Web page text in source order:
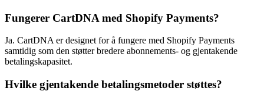
Fungerer CartDNA med Shopify Payments?
Ja. CartDNA er designet for å fungere med Shopify Payments
samtidig som den støtter bredere abonnements- og gjentakende
betalingskapasitet.
Hvilke gjentakende betalingsmetoder støttes?